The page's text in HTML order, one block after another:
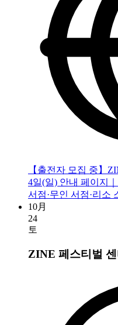
【출전자 모집 중】
4일(일) 안내 페이지
서점·무인 서점·리소
10月
24
토
ZINE 페스티벌 센